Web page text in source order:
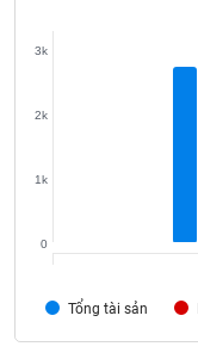
Tổng tài sản
0
1k
2k
3k
NGHỆ
TIN